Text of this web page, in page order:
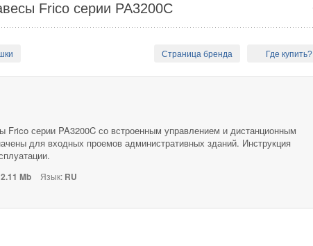
Frico серии PA3200C
Страница бренда Где купить?
Frico серии PA3200C со встроенным управлением и дистанционным
для входных проемов административных зданий. Инструкция
2.11 Mb Язык: RU